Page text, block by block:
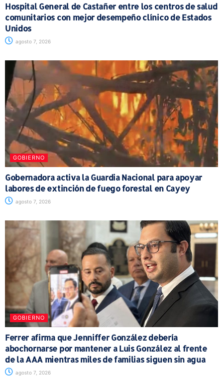
Hospital General de Castañer entre los centros de salud
comunitarios con mejor desempeño clínico de Estados
Unidos
agosto 7, 2026
GOBIERNO
Gobernadora activa la Guardia Nacional para apoyar
labores de extinción de fuego forestal en Cayey
agosto 7, 2026
GOBIERNO
Ferrer afirma que Jenniffer González debería
abochornarse por mantener a Luis González al frente
de la AAA mientras miles de familias siguen sin agua
agosto 7, 2026